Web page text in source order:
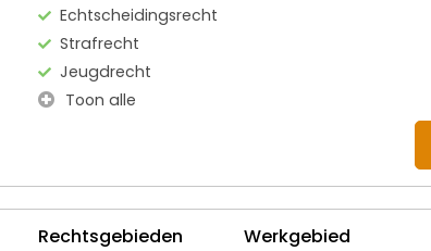
Echtscheidingsrecht
Strafrecht
Jeugdrecht
Toon alle
Rechtsgebieden Werkgebied